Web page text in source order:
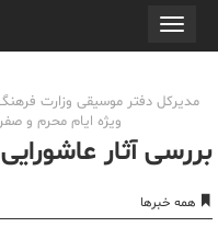
Toggle
navigation
مدیرکل دفتر موسیقی وزارت
ویژه ایام محرم و
بررسی آثار
همه خبرها